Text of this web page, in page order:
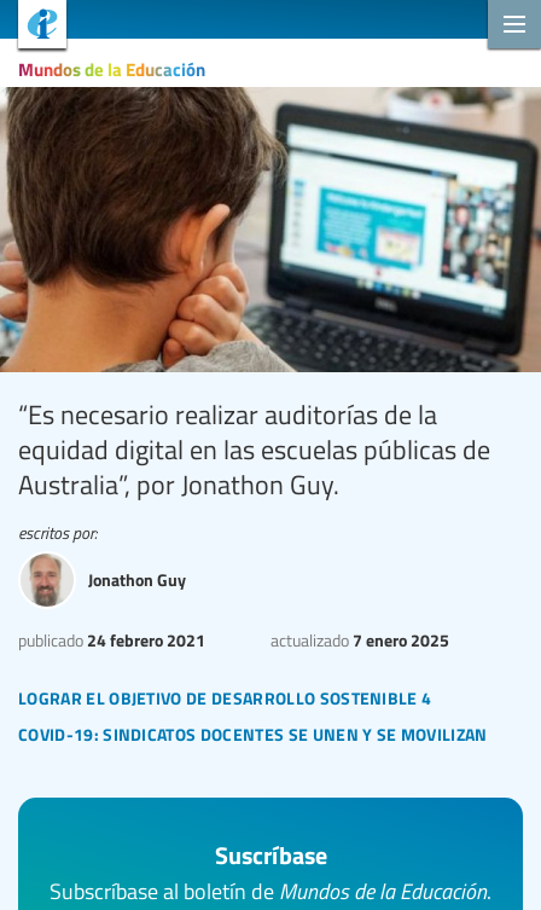
Mundos de la Educación
“Es necesario realizar auditorías de la
equidad digital en las escuelas públicas de
Australia”, por Jonathon Guy.
lograr el objetivo de desarrollo sostenible 4
covid-19: sindicatos docentes se unen y se movilizan
publicado 24 febrero 2021 actualizado 7 enero 2025
escritos por:
Jonathon Guy
Suscríbase
Subscríbase al boletín de Mundos de la Educación.